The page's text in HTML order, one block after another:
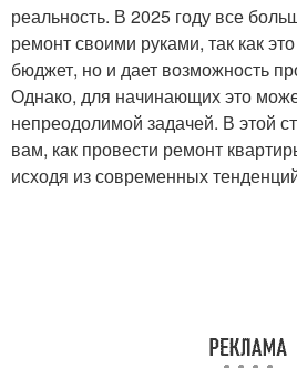
реальность. В 2025 году все
ремонт своими руками, так как
бюджет, но и дает возможность
Однако, для начинающих это
непреодолимой задачей. В этой
вам, как провести ремонт
исходя из современных